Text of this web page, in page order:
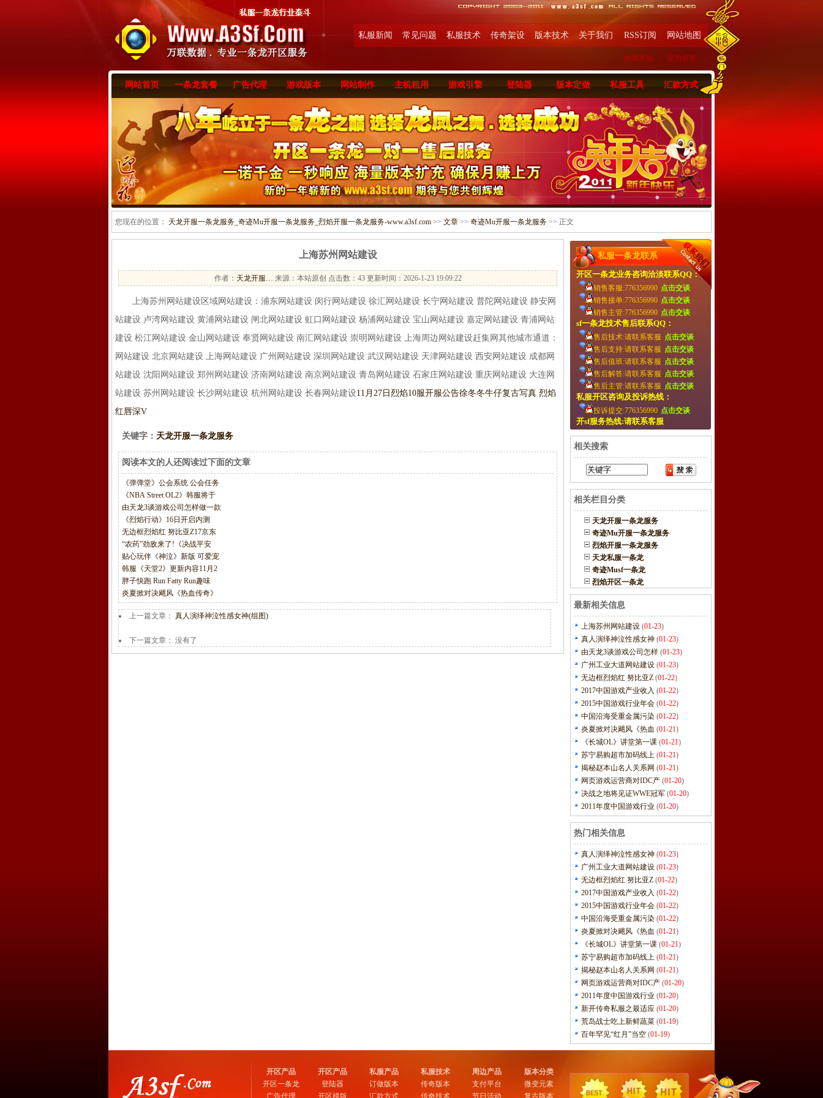
私服新闻 常见问题 私服技术 传奇架设 版本技术 关于我们 RSS订阅 网站地图
收藏本站 设为首页
网站首页 一条龙套餐 广告代理 游戏版本 网站制作 主机租用 游戏引擎 登陆器 版本定做 私服工具 汇款方式
您现在的位置： 天龙开服一条龙服务_奇迹Mu开服一条龙服务_烈焰开服一条龙服务-www.a3sf.com >> 文章 >> 奇迹Mu开服一条龙服务 >> 正文
上海苏州网站建设
作者： 天龙开服… 来源：本站原创 点击数： 43 更新时间：2026-1-23 19:09:22
上海苏州网站建设区域网站建设：浦东网站建设 闵行网站建设 徐汇网站建设 长宁网站建设 普陀网站建设 静安网
站建设 卢湾网站建设 黄浦网站建设 闸北网站建设 虹口网站建设 杨浦网站建设 宝山网站建设 嘉定网站建设 青浦网站
建设 松江网站建设 金山网站建设 奉贤网站建设 南汇网站建设 崇明网站建设 上海周边网站建设赶集网其他城市通道：
网站建设 北京网站建设 上海网站建设 广州网站建设 深圳网站建设 武汉网站建设 天津网站建设 西安网站建设 成都网
站建设 沈阳网站建设 郑州网站建设 济南网站建设 南京网站建设 青岛网站建设 石家庄网站建设 重庆网站建设 大连网
站建设 苏州网站建设 长沙网站建设 杭州网站建设 长春网站建设11月27日烈焰10服开服公告徐冬冬牛仔复古写真 烈焰
红唇深V
关键字： 天龙开服一条龙服务
阅读本文的人还阅读过下面的文章
《弹弹堂》公会系统 公会任务
《NBA Street OL2》韩服将于
由天龙3谈游戏公司怎样做一款
《烈焰行动》16日开启内测
无边框烈焰红 努比亚Z17京东
“农药”劲敌来了!《决战平安
贴心玩伴《神泣》新版 可爱宠
韩服《天堂2》更新内容11月2
胖子快跑 Run Fatty Run趣味
炎夏掀对决飓风《热血传奇》
上一篇文章： 真人演绎神泣性感女神(组图)
下一篇文章： 没有了
私服一条龙联系
开区一条龙业务咨询洽淡联系QQ：
销售客服:776356990 点击交谈
销售接单:776356990 点击交谈
销售主管:776356990 点击交谈
sf一条龙技术售后联系QQ：
售后技术:请联系客服 点击交谈
售后支持:请联系客服 点击交谈
售后值班:请联系客服 点击交谈
售后解答:请联系客服 点击交谈
售后主管:请联系客服 点击交谈
私服开区咨询及投诉热线：
投诉提交:776356990 点击交谈
开sf服务热线:请联系客服
相关搜索
相关栏目分类
天龙开服一条龙服务
奇迹Mu开服一条龙服务
烈焰开服一条龙服务
天龙私服一条龙
奇迹Musf一条龙
烈焰开区一条龙
最新相关信息
上海苏州网站建设 (01-23)
真人演绎神泣性感女神 (01-23)
由天龙3谈游戏公司怎样 (01-23)
广州工业大道网站建设 (01-23)
无边框烈焰红 努比亚Z (01-22)
2017中国游戏产业收入 (01-22)
2015中国游戏行业年会 (01-22)
中国沿海受重金属污染 (01-22)
炎夏掀对决飓风《热血 (01-21)
《长城OL》讲堂第一课 (01-21)
苏宁易购超市加码线上 (01-21)
揭秘赵本山名人关系网 (01-21)
网页游戏运营商对IDC产 (01-20)
决战之地将见证WWE冠军 (01-20)
2011年度中国游戏行业 (01-20)
热门相关信息
真人演绎神泣性感女神 (01-23)
广州工业大道网站建设 (01-23)
无边框烈焰红 努比亚Z (01-22)
2017中国游戏产业收入 (01-22)
2015中国游戏行业年会 (01-22)
中国沿海受重金属污染 (01-22)
炎夏掀对决飓风《热血 (01-21)
《长城OL》讲堂第一课 (01-21)
苏宁易购超市加码线上 (01-21)
揭秘赵本山名人关系网 (01-21)
网页游戏运营商对IDC产 (01-20)
2011年度中国游戏行业 (01-20)
新开传奇私服之最适应 (01-20)
荒岛战士吃上新鲜蔬菜 (01-19)
百年罕见“红月”当空 (01-19)
开区产品
开区一条龙
广告代理
开区产品
登陆器
开区模版
私服产品
订做版本
汇款方式
私服技术
传奇版本
传奇技术
周边产品
支付平台
节日活动
版本分类
微变元素
复古版本